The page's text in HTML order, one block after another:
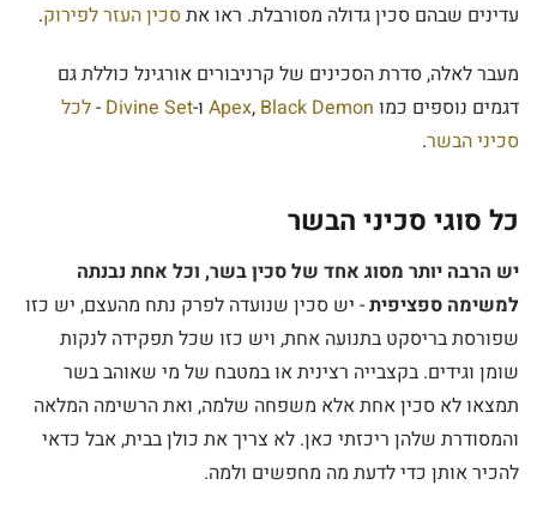
עדינים שבהם סכין גדולה מסורבלת. ראו אתסכין העזר לפירוק.
מעבר לאלה, סדרת הסכינים של קרניבורים אורגינל כוללת גם
דגמים נוספים כמו
Apex, Black Demon ו-Divine Set
-לכל
סכיני הבשר.
כל סוגי סכיני הבשר
יש הרבה יותר מסוג אחד של סכין בשר, וכל אחת נבנתה
למשימה ספציפית- יש סכין שנועדה לפרק נתח מהעצם, יש כזו
שפורסת בריסקט בתנועה אחת, ויש כזו שכל תפקידה לנקות
שומן וגידים. בקצבייה רצינית או במטבח של מי שאוהב בשר
תמצאו לא סכין אחת אלא משפחה שלמה, ואת הרשימה המלאה
והמסודרת שלהן ריכזתי כאן. לא צריך את כולן בבית, אבל כדאי
להכיר אותן כדי לדעת מה מחפשים ולמה.